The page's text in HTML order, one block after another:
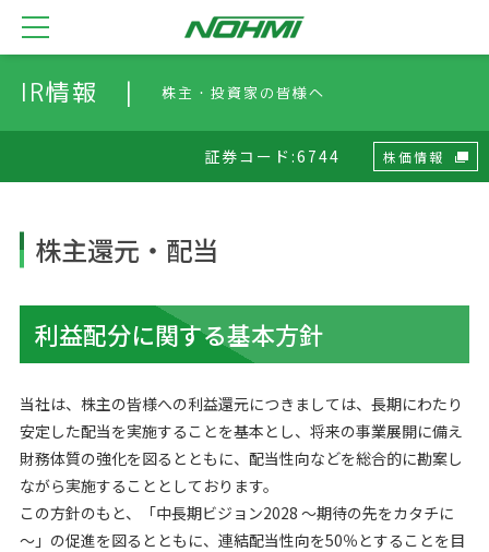
IR情報 | 株主・投資家の皆様へ
証券コード:6744 株価情報
株主還元・配当
利益配分に関する基本方針
当社は、株主の皆様への利益還元につきましては、長期にわたり
安定した配当を実施することを基本とし、将来の事業展開に備え
財務体質の強化を図るとともに、配当性向などを総合的に勘案し
ながら実施することとしております。
この方針のもと、「中長期ビジョン2028 ～期待の先をカタチに
～」の促進を図るとともに、連結配当性向を50％とすることを目